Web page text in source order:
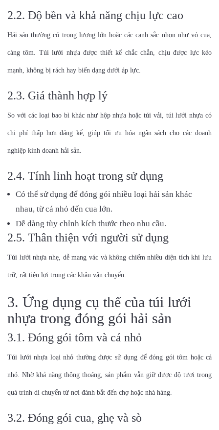
2.2. Độ bền và khả năng chịu lực cao
Hải sản thường có trọng lượng lớn hoặc các cạnh sắc nhọn như vỏ cua,
càng tôm. Túi lưới nhựa được thiết kế chắc chắn, chịu được lực kéo
mạnh, không bị rách hay biến dạng dưới áp lực.
2.3. Giá thành hợp lý
So với các loại bao bì khác như hộp nhựa hoặc túi vải, túi lưới nhựa có
chi phí thấp hơn đáng kể, giúp tối ưu hóa ngân sách cho các doanh
nghiệp kinh doanh hải sản.
2.4. Tính linh hoạt trong sử dụng
Có thể sử dụng để đóng gói nhiều loại hải sản khác
nhau, từ cá nhỏ đến cua lớn.
Dễ dàng tùy chỉnh kích thước theo nhu cầu.
2.5. Thân thiện với người sử dụng
Túi lưới nhựa nhẹ, dễ mang vác và không chiếm nhiều diện tích khi lưu
trữ, rất tiện lợi trong các khâu vận chuyển.
3. Ứng dụng cụ thể của túi lưới
nhựa trong đóng gói hải sản
3.1. Đóng gói tôm và cá nhỏ
Túi lưới nhựa loại nhỏ thường được sử dụng để đóng gói tôm hoặc cá
nhỏ. Nhờ khả năng thông thoáng, sản phẩm vẫn giữ được độ tươi trong
quá trình di chuyển từ nơi đánh bắt đến chợ hoặc nhà hàng.
3.2. Đóng gói cua, ghẹ và sò